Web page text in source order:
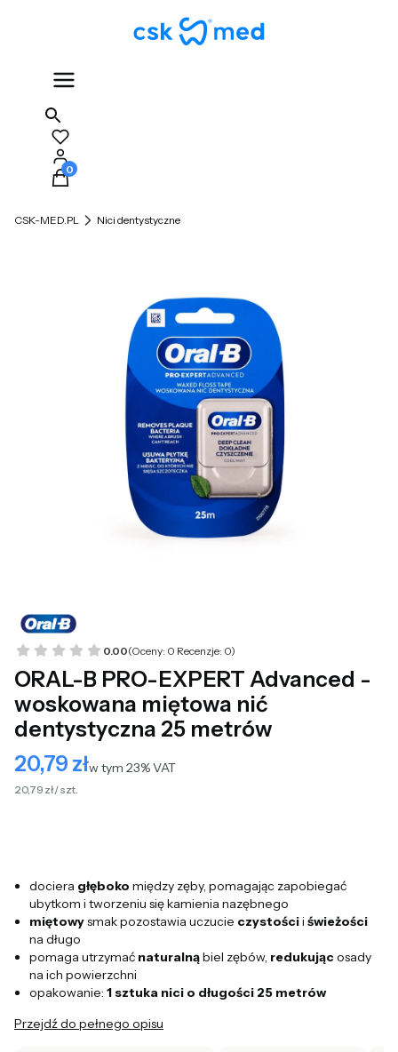
Produkty w koszyku: 0. Zobacz szczegóły
CSK-MED.PL Nici dentystyczne
0.00(Oceny: 0 Recenzje: 0)
ORAL-B PRO-EXPERT Advanced -
woskowana miętowa nić
dentystyczna 25 metrów
Cena
20,79 złw tym 23% VAT
w tym 23%VAT
20,79 zł / szt.
dociera głęboko między zęby, pomagając zapobiegać
ubytkom i tworzeniu się kamienia nazębnego
miętowysmak pozostawia uczucie czystościi świeżości
na długo
pomaga utrzymać naturalnąbiel zębów, redukującosady
na ich powierzchni
opakowanie: 1 sztuka nici o długości 25 metrów
Przejdź do pełnego opisu